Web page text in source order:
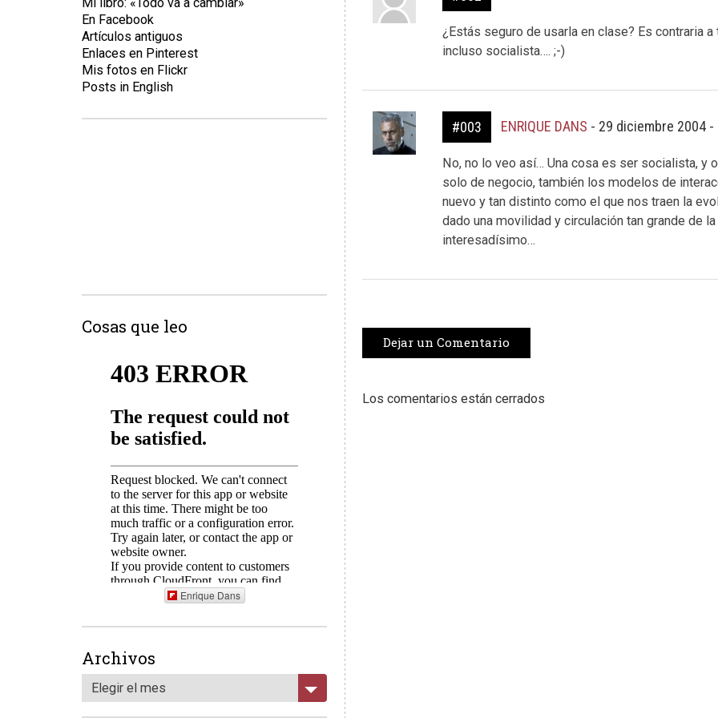
¿Estás seguro de usarla en clase? Es contraria
incluso socialista…. ;-)
#003 ENRIQUE DANS - 29 diciembre 2004
No, no lo veo así… Una cosa es ser socialista, y
solo de negocio, también los modelos de
nuevo y tan distinto como el que nos traen la
dado una movilidad y circulación tan grande de
interesadísimo…
Dejar un Comentario
Los comentarios están cerrados
En Facebook
Artículos antiguos
Enlaces en Pinterest
Mis fotos en Flickr
Posts in English
Cosas que leo
Enrique Dans
Archivos
Elegir el mes